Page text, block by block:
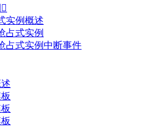

实例概述
占式实例
占式实例中断事件